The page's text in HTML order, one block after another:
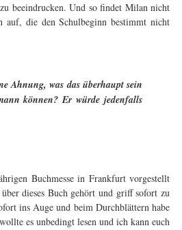
beeindrucken. Und so findet Milan nicht
auf, die den Schulbeginn bestimmt nicht
Ahnung, was das überhaupt sein
können? Er würde jedenfalls
Buchmesse in Frankfurt vorgestellt
dieses Buch gehört und griff sofort zu
ins Auge und beim Durchblättern habe
es unbedingt lesen und ich kann euch